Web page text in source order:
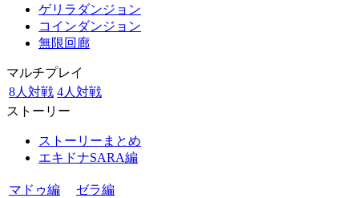
ゲリラダンジョン
コインダンジョン
無限回廊
マルチプレイ
8人対戦 4人対戦
ストーリー
ストーリーまとめ
エキドナSARA編
マドゥ編
ゼラ編